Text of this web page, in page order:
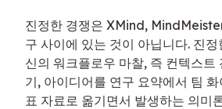
진정한 경쟁은 XMind,
구 사이에 있는 것이 아닙니다. 진
신의 워크플로우 마찰, 즉 컨텍스트
기, 아이디어를 연구 요약에서 팀
표 자료로 옮기면서 발생하는 의미